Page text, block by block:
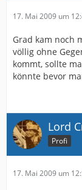
17. Mai 2009 um
Grad kam noch
völlig ohne
kommt, sollte
könnte bevor
Lord
Profi
17. Mai 2009 um